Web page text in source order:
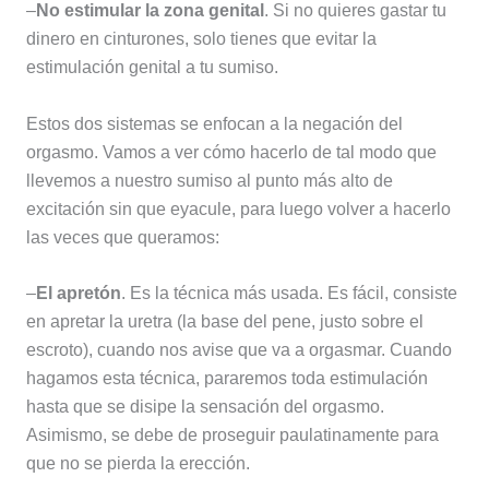
–No estimular la zona genital . Si no quieres gastar tu
dinero en cinturones, solo tienes que evitar la
estimulación genital a tu sumiso.
Estos dos sistemas se enfocan a la negación del
orgasmo. Vamos a ver cómo hacerlo de tal modo que
llevemos a nuestro sumiso al punto más alto de
excitación sin que eyacule, para luego volver a hacerlo
las veces que queramos:
–El apretón. Es la técnica más usada. Es fácil, consiste
en apretar la uretra (la base del pene, justo sobre el
escroto), cuando nos avise que va a orgasmar. Cuando
hagamos esta técnica, pararemos toda estimulación
hasta que se disipe la sensación del orgasmo.
Asimismo, se debe de proseguir paulatinamente para
que no se pierda la erección.